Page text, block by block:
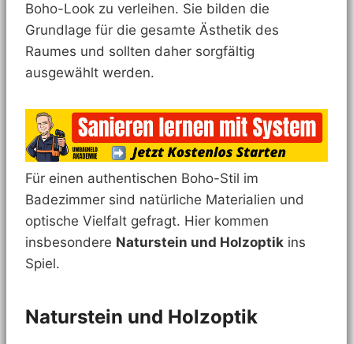
Boho-Look zu verleihen. Sie bilden die
Grundlage für die gesamte Ästhetik des
Raumes und sollten daher sorgfältig
ausgewählt werden.
Für einen authentischen Boho-Stil im
Badezimmer sind natürliche Materialien und
optische Vielfalt gefragt. Hier kommen
insbesondere Naturstein und Holzoptik ins
Spiel.
Naturstein und Holzoptik